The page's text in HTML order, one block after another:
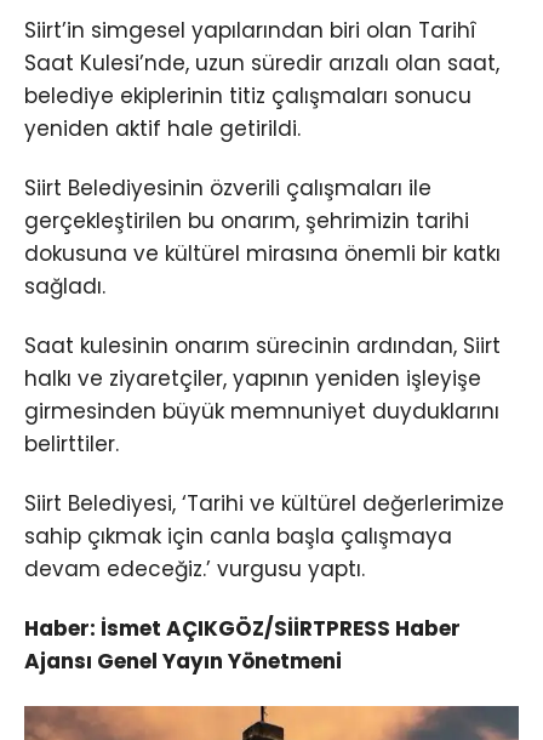
Siirt’in simgesel yapılarından biri olan Tarihî
Saat Kulesi’nde, uzun süredir arızalı olan saat,
belediye ekiplerinin titiz çalışmaları sonucu
yeniden aktif hale getirildi.
Siirt Belediyesinin özverili çalışmaları ile
gerçekleştirilen bu onarım, şehrimizin tarihi
dokusuna ve kültürel mirasına önemli bir katkı
sağladı.
Saat kulesinin onarım sürecinin ardından, Siirt
halkı ve ziyaretçiler, yapının yeniden işleyişe
girmesinden büyük memnuniyet duyduklarını
belirttiler.
Siirt Belediyesi, ‘Tarihi ve kültürel değerlerimize
sahip çıkmak için canla başla çalışmaya
devam edeceğiz.’ vurgusu yaptı.
Haber: İsmet AÇIKGÖZ/SİİRTPRESS Haber
Ajansı Genel Yayın Yönetmeni